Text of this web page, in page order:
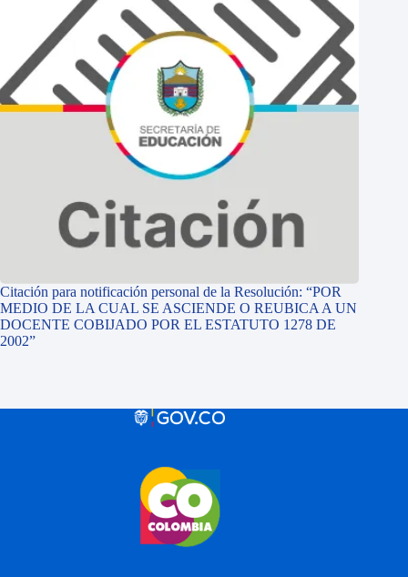
Citación para notificación personal de la Resolución: “POR
MEDIO DE LA CUAL SE ASCIENDE O REUBICA A UN
DOCENTE COBIJADO POR EL ESTATUTO 1278 DE
2002”